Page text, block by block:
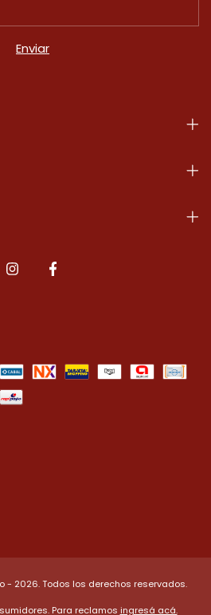
- 2026. Todos los derechos reservados.
Para reclamos ingresá acá.